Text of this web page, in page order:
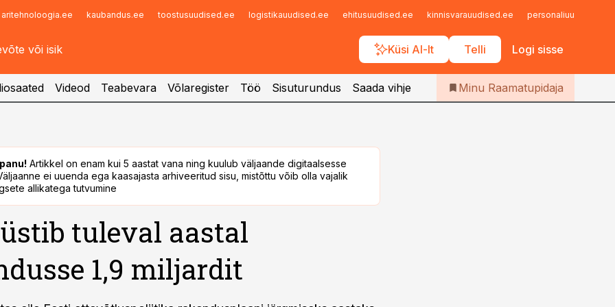
aritehnoloogia.ee kaubandus.ee toostusuudised.ee logistikauudised.ee ehitusuudised.ee kinnisvarauudised.ee personaliuudised.ee
Küsi AI-lt Telli Logi sisse
Infopank
Iseteenindus
Telli Raamatupidaja
Videod Teabevara Võlaregister Töö Sisuturundus Saada vihje Minu Raamatupidaja
Artikkel on enam kui 5 aastat vana ning kuulub väljaande digitaalsesse
ei uuenda ega kaasajasta arhiveeritud sisu, mistõttu võib olla vajalik
allikatega tutvumine
tuleval aastal
1,9 miljardit